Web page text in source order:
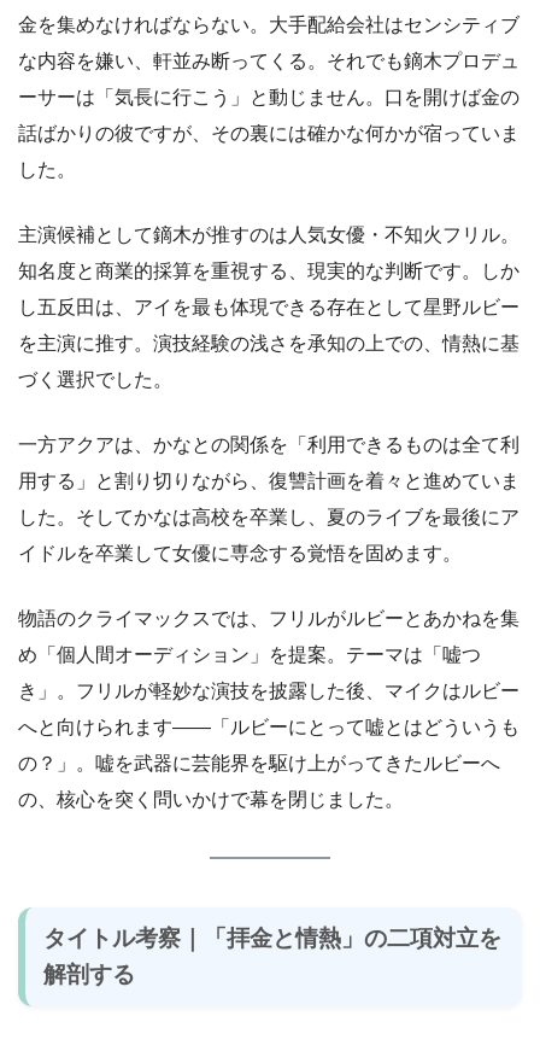
金を集めなければならない。大手配給会社はセンシティブ
な内容を嫌い、軒並み断ってくる。それでも鏑木プロデュ
ーサーは「気長に行こう」と動じません。口を開けば金の
話ばかりの彼ですが、その裏には確かな何かが宿っていま
した。
主演候補として鏑木が推すのは人気女優・不知火フリル。
知名度と商業的採算を重視する、現実的な判断です。しか
し五反田は、アイを最も体現できる存在として星野ルビー
を主演に推す。演技経験の浅さを承知の上での、情熱に基
づく選択でした。
一方アクアは、かなとの関係を「利用できるものは全て利
用する」と割り切りながら、復讐計画を着々と進めていま
した。そしてかなは高校を卒業し、夏のライブを最後にア
イドルを卒業して女優に専念する覚悟を固めます。
物語のクライマックスでは、フリルがルビーとあかねを集
め「個人間オーディション」を提案。テーマは「嘘つ
き」。フリルが軽妙な演技を披露した後、マイクはルビー
へと向けられます——「ルビーにとって嘘とはどういうも
の？」。嘘を武器に芸能界を駆け上がってきたルビーへ
の、核心を突く問いかけで幕を閉じました。
タイトル考察｜「拝金と情熱」の二項対立を
解剖する